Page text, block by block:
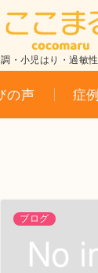
・小児はり・過敏
の声 症例
ブログ